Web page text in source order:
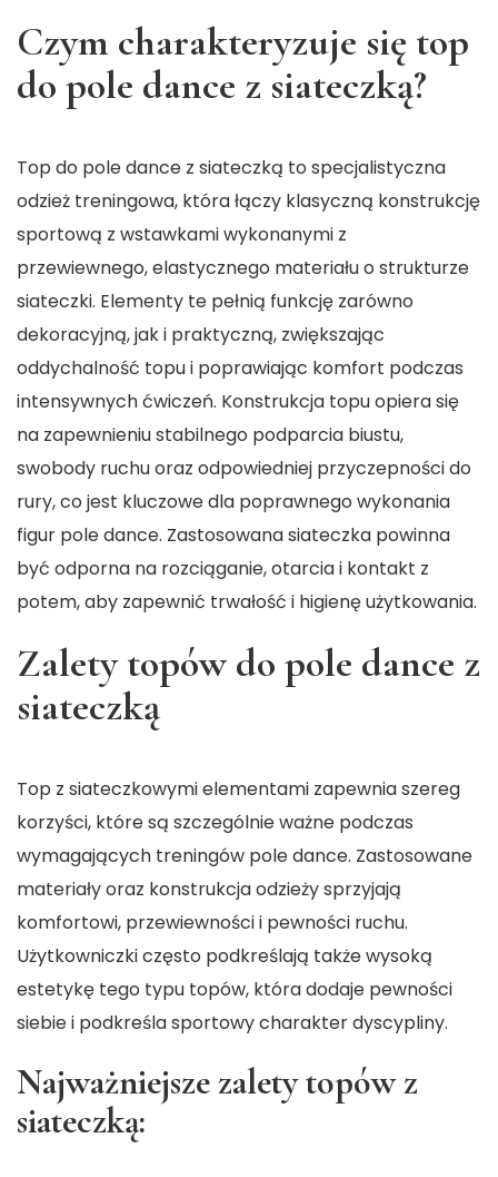
Czym charakteryzuje się top
do pole dance z siateczką?
Top do pole dance z siateczką to specjalistyczna
odzież treningowa, która łączy klasyczną konstrukcję
sportową z wstawkami wykonanymi z
przewiewnego, elastycznego materiału o strukturze
siateczki. Elementy te pełnią funkcję zarówno
dekoracyjną, jak i praktyczną, zwiększając
oddychalność topu i poprawiając komfort podczas
intensywnych ćwiczeń. Konstrukcja topu opiera się
na zapewnieniu stabilnego podparcia biustu,
swobody ruchu oraz odpowiedniej przyczepności do
rury, co jest kluczowe dla poprawnego wykonania
figur pole dance. Zastosowana siateczka powinna
być odporna na rozciąganie, otarcia i kontakt z
potem, aby zapewnić trwałość i higienę użytkowania.
Zalety topów do pole dance z
siateczką
Top z siateczkowymi elementami zapewnia szereg
korzyści, które są szczególnie ważne podczas
wymagających treningów pole dance. Zastosowane
materiały oraz konstrukcja odzieży sprzyjają
komfortowi, przewiewności i pewności ruchu.
Użytkowniczki często podkreślają także wysoką
estetykę tego typu topów, która dodaje pewności
siebie i podkreśla sportowy charakter dyscypliny.
Najważniejsze zalety topów z
siateczką: